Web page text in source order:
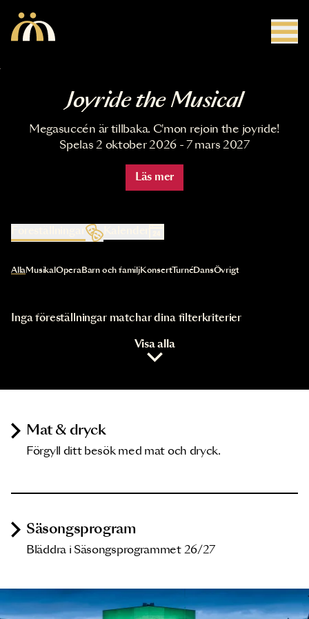
Joyride the Musical
Megasuccén är tillbaka. C'mon rejoin the joyride!
Spelas 2 oktober 2026 - 7 mars 2027
Läs mer
Kalender
Val av kategori uppdaterar innehållet automatiskt
AllaMusikal OperaBarn och familjKonsertTurnéDansÖvrigt
Inga föreställningar matchar dina filterkriterier
Visa alla
Mat & dryck
Förgyll ditt besök med mat och dryck.
Säsongsprogram
Bläddra i Säsongsprogrammet 26/27